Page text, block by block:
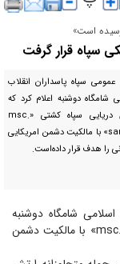
رسیده است»
سپاه قرار گرفت
عمومی سپاه پاسداران انقلاب
شامگاه دوشنبه اعلام کرد که
نیروی دریایی سپاه کشتی «msc.
sariska» با مالکیت دشمن امریکایی
را هدف قرار داده‌است.
شامگاه دوشنبه
اعلام کرد که نیروی دریایی سپاه کشتی «msc. sariska» با مالکیت دشمن